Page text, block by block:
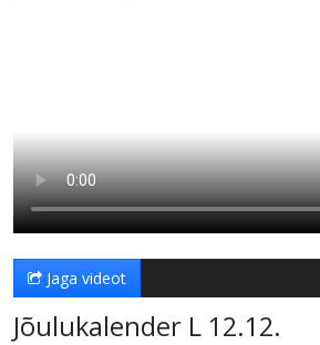
Jaga videot
Jõulukalender L 12.12.